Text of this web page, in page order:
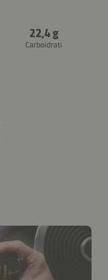
22,4 g
Carboidrati